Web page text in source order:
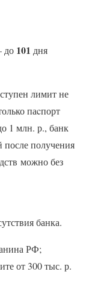
до 101 дня
лимит не
паcпорт
1 млн. р., банк
получения
можно без
банка.
РФ;
от 300 тыс. р.